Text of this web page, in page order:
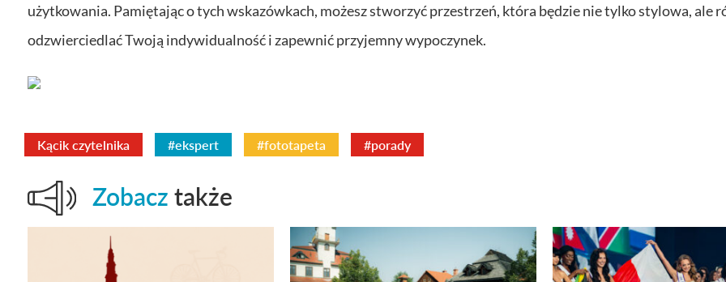
użytkowania. Pamiętając o tych wskazówkach, możesz stworzyć przestrzeń, która będzie nie tylko stylowa, ale
odzwierciedlać Twoją indywidualność i zapewnić przyjemny wypoczynek.
Kącik czytelnika #ekspert #fototapeta #porady
Zobacz także